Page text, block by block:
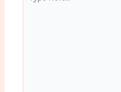
here..